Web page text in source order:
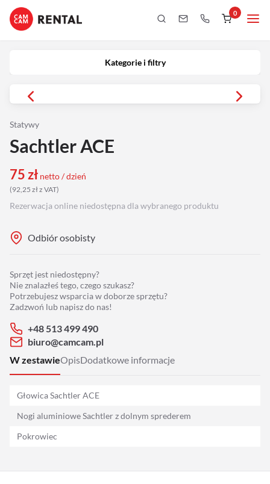
0
Kategorie i filtry
Statywy
Sachtler ACE
75zł netto / dzień
(92,25 złz VAT)
Rezerwacja online niedostępna dla wybranego produktu
Odbiór osobisty
Sprzęt jest niedostępny?
Nie znalazłeś tego, czego szukasz?
Potrzebujesz wsparcia w doborze sprzętu?
Zadzwoń lub napisz do nas!
+48 513 499 490
biuro@camcam.pl
W zestawieOpisDodatkowe informacje
Głowica Sachtler ACE
Nogi aluminiowe Sachtler z dolnym sprederem
Pokrowiec
Kategorie i filtry
Obiektywy
Oświetlenie
Podgląd
Laptopy
Adaptery
Drony
Platformy 360
Grip